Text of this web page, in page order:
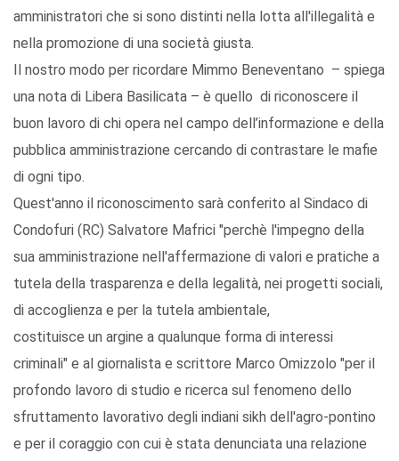
amministratori che si sono distinti nella lotta all'illegalità e
nella promozione di una società giusta.
Il nostro modo per ricordare Mimmo Beneventano – spiega
una nota di Libera Basilicata – è quello di riconoscere il
buon lavoro di chi opera nel campo dell’informazione e della
pubblica amministrazione cercando di contrastare le mafie
di ogni tipo.
Quest'anno il riconoscimento sarà conferito al Sindaco di
Condofuri (RC) Salvatore Mafrici "perchè l'impegno della
sua amministrazione nell'affermazione di valori e pratiche a
tutela della trasparenza e della legalità, nei progetti sociali,
di accoglienza e per la tutela ambientale,
costituisce un argine a qualunque forma di interessi
criminali" e al giornalista e scrittore Marco Omizzolo "per il
profondo lavoro di studio e ricerca sul fenomeno dello
sfruttamento lavorativo degli indiani sikh dell'agro-pontino
e per il coraggio con cui è stata denunciata una relazione